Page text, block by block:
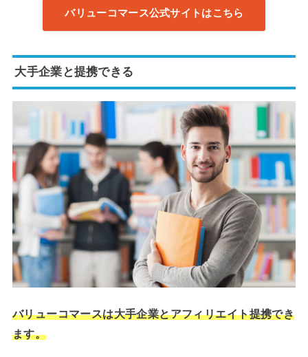
バリューコマース公式サイトはこちら
大手企業と提携できる
バリューコマースは大手企業とアフィリエイト提携でき
ます。